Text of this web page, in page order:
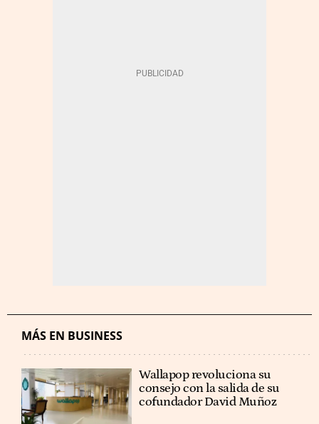
MÁS EN BUSINESS
Wallapop revoluciona su
consejo con la salida de su
cofundador David Muñoz